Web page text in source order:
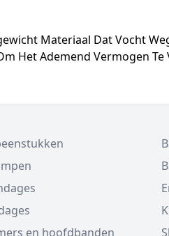
Materiaal Dat Vocht
Het Ademend Vermogen
en hoofdbanden